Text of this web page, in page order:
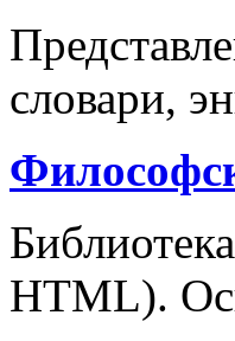
словари,
HTML).